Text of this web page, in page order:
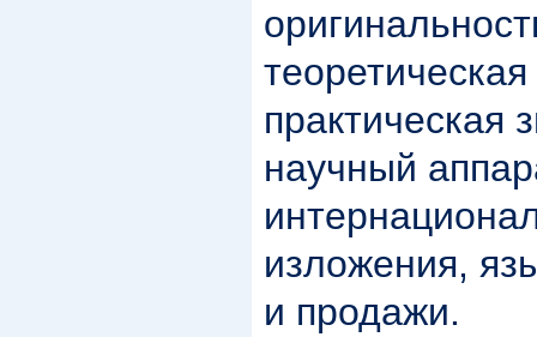
практическая
научный
изложения,
и продажи.